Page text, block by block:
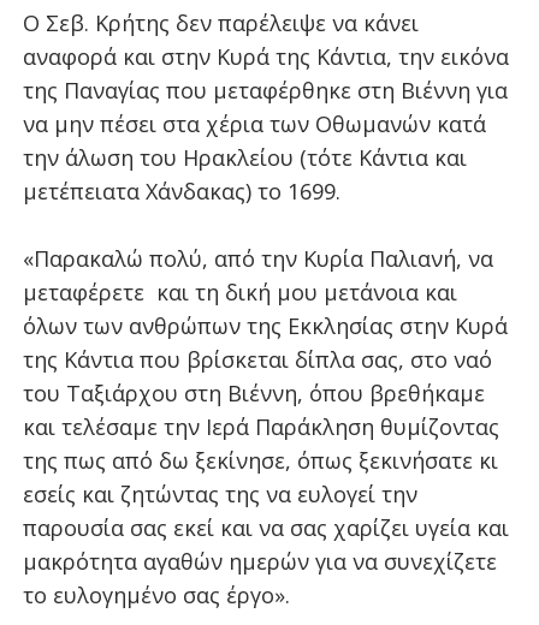
Ο Σεβ. Κρήτης δεν παρέλειψε να κάνει
αναφορά και στην Κυρά της Κάντια, την εικόνα
της Παναγίας που μεταφέρθηκε στη Βιέννη για
να μην πέσει στα χέρια των Οθωμανών κατά
την άλωση του Ηρακλείου (τότε Κάντια και
μετέπειατα Χάνδακας) το 1699.
«Παρακαλώ πολύ, από την Κυρία Παλιανή, να
μεταφέρετε και τη δική μου μετάνοια και
όλων των ανθρώπων της Εκκλησίας στην Κυρά
της Κάντια που βρίσκεται δίπλα σας, στο ναό
του Ταξιάρχου στη Βιέννη, όπου βρεθήκαμε
και τελέσαμε την Ιερά Παράκληση θυμίζοντας
της πως από δω ξεκίνησε, όπως ξεκινήσατε κι
εσείς και ζητώντας της να ευλογεί την
παρουσία σας εκεί και να σας χαρίζει υγεία και
μακρότητα αγαθών ημερών για να συνεχίζετε
το ευλογημένο σας έργο».